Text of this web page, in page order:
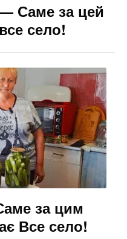
Саме за цей
село!
за цим
Все село!